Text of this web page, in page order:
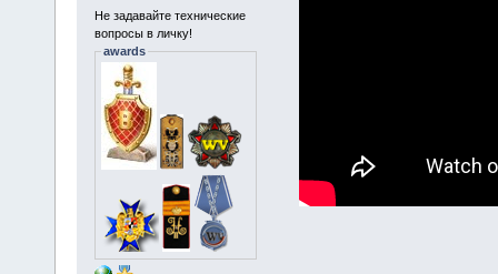
Не задавайте технические
вопросы в личку!
awards